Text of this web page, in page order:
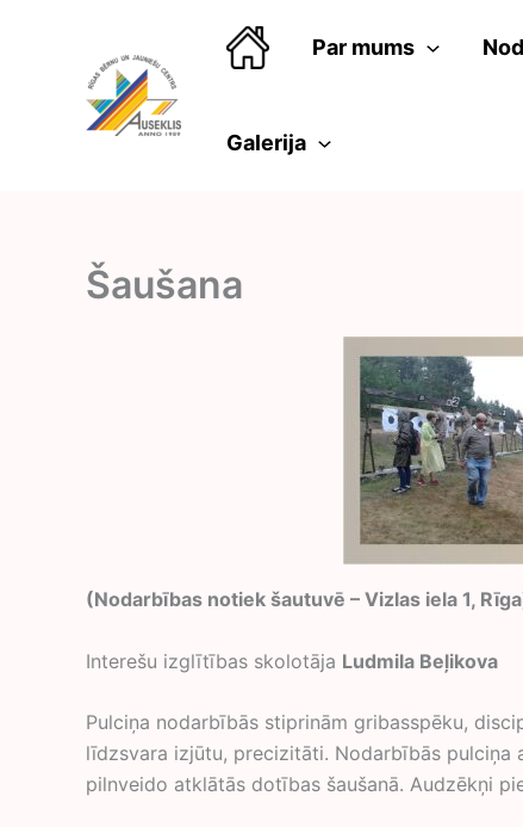
Par mums
Galerija
Šaušana
(Nodarbības notiek šautuvē – Vizlas iela 1,
Interešu izglītības skolotāja Ludmila Beļikova
Pulciņa nodarbībās stiprinām gribasspēku,
līdzsvara izjūtu, precizitāti. Nodarbībās pulciņa
pilnveido atklātās dotības šaušanā. Audzēkņi